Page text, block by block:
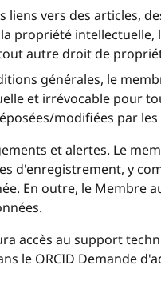
liens vers des articles,
propriété
autre droit de
générales, le
et irrévocable pour
modifiées par
et alertes. Le
d'enregistrement, y
En outre, le Membre
accès au support
le ORCID Demande